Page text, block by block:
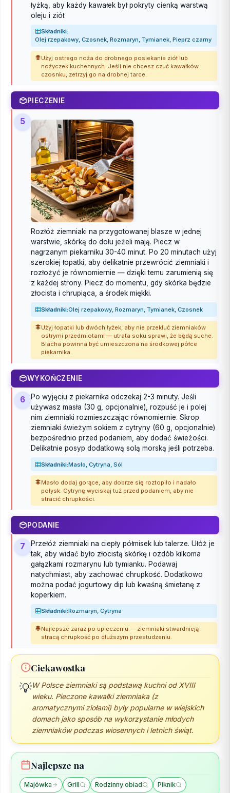
łyżką, aby każdy kawałek był pokryty cienką warstwą
oleju i ziół.
Składniki:
Olej rzepakowy, Czosnek, Rozmaryn, Tymianek, Pieprz czarny
Użyj ostrego noża do drobnego posiekania ziół lub
nożyczek kuchennych. Jeśli nie chcesz czuć kawałków
czosnku, zetrzyj go na drobnej tarce.
PIECZENIE
5
Rozłóż ziemniaki na przygotowanej blasze w jednej
warstwie, skórką do dołu jeżeli mają. Piecz w
nagrzanym piekarniku 30-40 minut. Po 20 minutach użyj
szerokiej łopatki, aby delikatnie przewrócić ziemniaki i
rozłożyć je równomiernie — dzięki temu zarumienią się
z każdej strony. Piecz do momentu, gdy skórka będzie
złocista i chrupiąca, a środek miękki.
Składniki:Olej rzepakowy, Rozmaryn, Tymianek, Czosnek
Użyj łopatki lub dwóch łyżek, aby nie przekłuć ziemniaków
ostrymi przedmiotami — utrata soku sprawi, że będą suche.
Blacha powinna być umieszczona na środkowej półce
piekarnika.
WYKOŃCZENIE
6
Po wyjęciu z piekarnika odczekaj 2-3 minuty. Jeśli
używasz masła (30 g, opcjonalnie), rozpuść je i polej
nim ziemniaki rozmieszczając równomiernie. Skrop
ziemniaki świeżym sokiem z cytryny (60 g, opcjonalnie)
bezpośrednio przed podaniem, aby dodać świeżości.
Delikatnie posyp dodatkową solą morską jeśli potrzeba.
Składniki:Masło, Cytryna, Sól
Masło dodaj gorące, aby dobrze się roztopiło i nadało
połysk. Cytrynę wyciskaj tuż przed podaniem, aby nie
stracić chrupkości.
PODANIE
7
Przełóż ziemniaki na ciepły półmisek lub talerze. Ułóż je
tak, aby widać było złocistą skórkę i ozdób kilkoma
gałązkami rozmarynu lub tymianku. Podawaj
natychmiast, aby zachować chrupkość. Dodatkowo
można podać jogurtowy dip lub kwaśną śmietanę z
koperkiem.
Składniki:Rozmaryn, Cytryna
Najlepsze zaraz po upieczeniu — ziemniaki stwardnieją i
stracą chrupkość po dłuższym przestudzeniu.
Ciekawostka
💡W Polsce ziemniaki są podstawą kuchni od XVIII
wieku. Pieczone kawałki ziemniaka (z
aromatycznymi ziołami) były popularne w wiejskich
domach jako sposób na wykorzystanie młodych
ziemniaków podczas wiosennych i letnich świąt.
Najlepsze na
Majówka Grill Rodzinny obiad Piknik